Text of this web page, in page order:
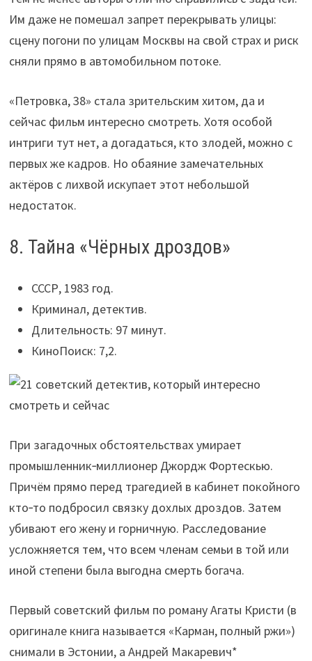
Им даже не помешал запрет перекрывать улицы:
сцену погони по улицам Москвы на свой страх и риск
сняли прямо в автомобильном потоке.
«Петровка, 38» стала зрительским хитом, да и
сейчас фильм интересно смотреть. Хотя особой
интриги тут нет, а догадаться, кто злодей, можно с
первых же кадров. Но обаяние замечательных
актёров с лихвой искупает этот небольшой
недостаток.
8. Тайна «Чёрных дроздов»
СССР, 1983 год.
Криминал, детектив.
Длительность: 97 минут.
КиноПоиск: 7,2.
При загадочных обстоятельствах умирает
промышленник‑миллионер Джордж Фортескью.
Причём прямо перед трагедией в кабинет покойного
кто‑то подбросил связку дохлых дроздов. Затем
убивают его жену и горничную. Расследование
усложняется тем, что всем членам семьи в той или
иной степени была выгодна смерть богача.
Первый советский фильм по роману Агаты Кристи (в
оригинале книга называется «Карман, полный ржи»)
снимали в Эстонии, а Андрей Макаревич*